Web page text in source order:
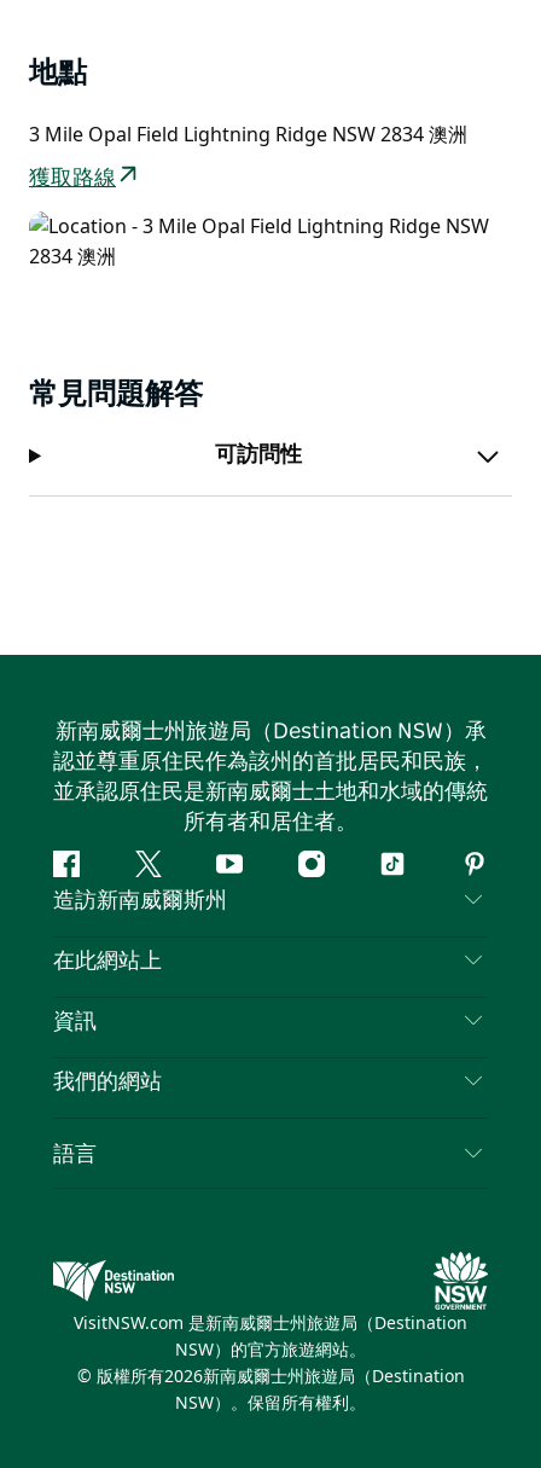
特別圖坦卡門現已完成。黑手錢伯斯擁有閃電嶺唯一的地
下商店。
地點
3 Mile Opal Field Lightning Ridge NSW 2834 澳洲
獲取路線
常見問題解答
可訪問性
新南威爾士州旅遊局（Destination NSW）承
認並尊重原住民作為該州的首批居民和民族，
並承認原住民是新南威爾士土地和水域的傳統
所有者和居住者。
Facebook嘰
嘰
喳
Youtube Instagram
抖
造訪新南威爾斯州
聯絡我們
隱私
Cookie 通知
在此網站上
目的地
新南威爾士州公路旅行
活動
資訊
旅行資訊
新南威爾士州的商業
我們的網站
新南威爾士州旅遊局（Destination NSW）媒體中
繽紛雪梨燈光音樂節
語言
VisitNSW.com 是新南威爾士州旅遊局（Destination
NSW）的官方旅遊網站。
© 版權所有2026新南威爾士州旅遊局（Destination
NSW）。保留所有權利。